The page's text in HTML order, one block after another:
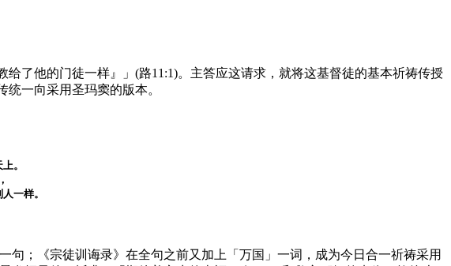
了他的门徒一样』」(路11:1)。主答应这请求，就将这基督徒的基本祈祷传授
一向采用圣玛窦的版本。
。
一样。
；《宗徒训诲录》在全句之前又加上「万国」一词，成为今日合一祈祷采用